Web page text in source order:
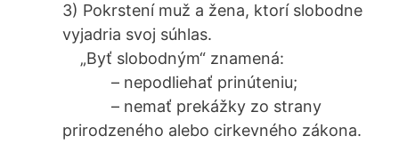
3) Pokrstení muž a žena, ktorí slobodne
vyjadria svoj súhlas.
„Byť slobodným“ znamená:
– nepodliehať prinúteniu;
– nemať prekážky zo strany
prirodzeného alebo cirkevného zákona.